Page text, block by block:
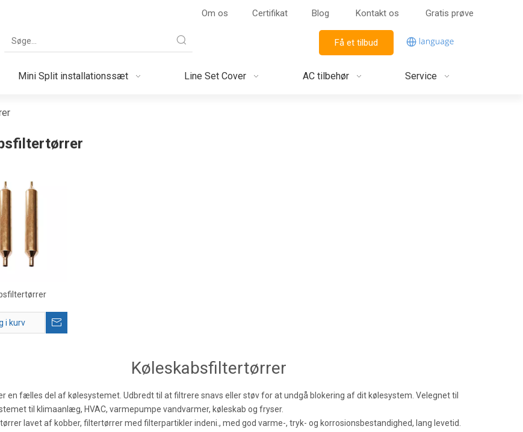
Om os Certifikat Blog Kontakt os Gratis prøve
Få et tilbud
Mini Split installationssæt Line Set Cover AC tilbehør Service
i kurv
Køleskabsfiltertørrer
en fælles del af kølesystemet. Udbredt til at filtrere snavs eller støv for at undgå blokering af dit kølesystem. Velegnet til
til klimaanlæg, HVAC, varmepumpe vandvarmer, køleskab og fryser.
lavet af kobber, filtertørrer med filterpartikler indeni., med god varme-, tryk- og korrosionsbestandighed, lang levetid.